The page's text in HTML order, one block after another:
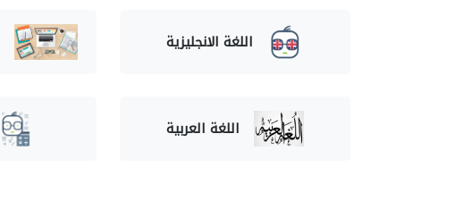
اللغة الانجليزية
اللغة العربية